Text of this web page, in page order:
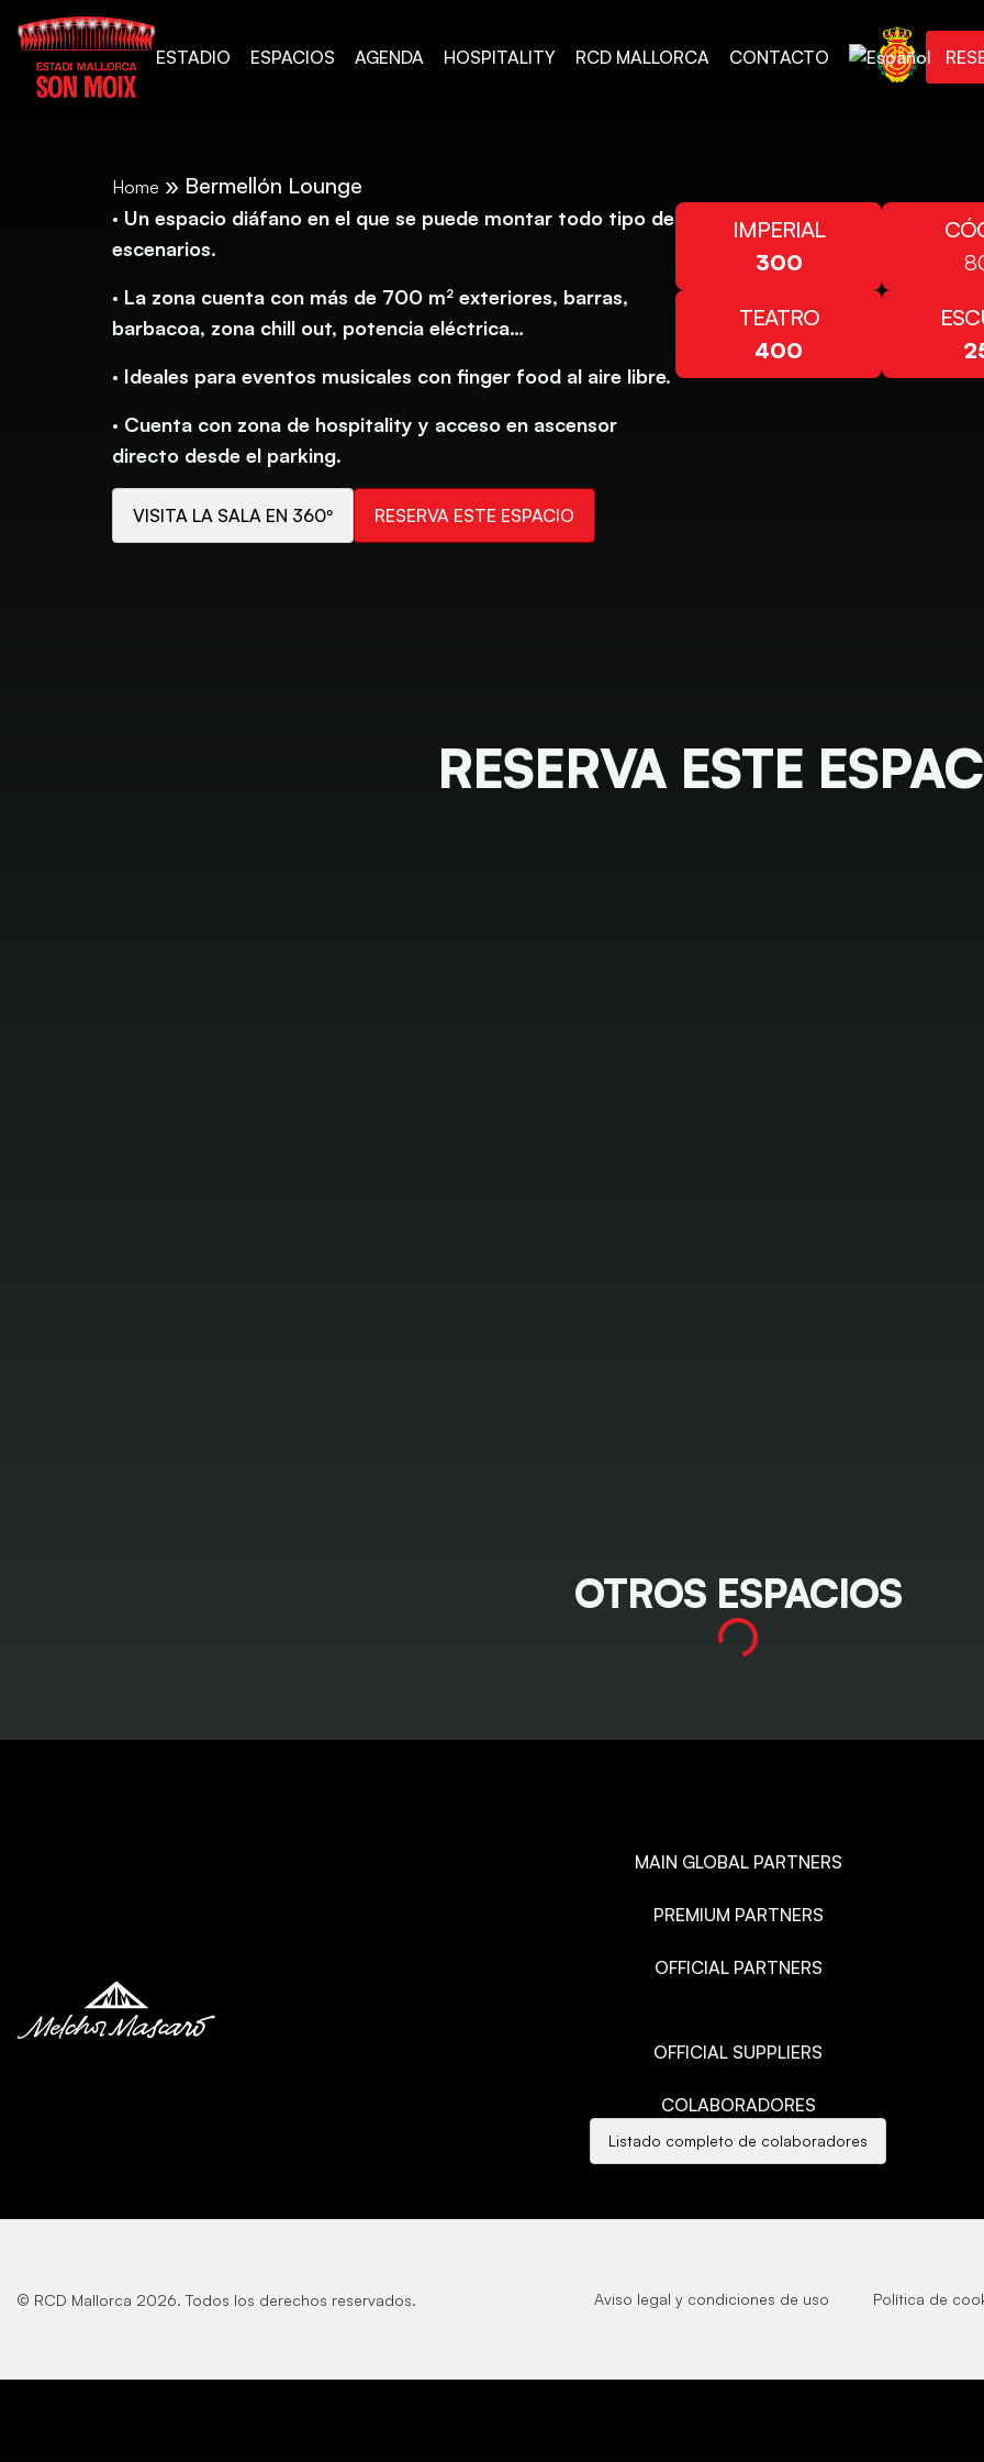
ESTADIO ESPACIOS AGENDA HOSPITALITY RCD MALLORCA CONTACTO
Home » Bermellón Lounge
· Un espacio diáfano en el que se puede montar todo tipo de
escenarios.
· La zona cuenta con más de 700 m² exteriores, barras,
barbacoa, zona chill out, potencia eléctrica…
· Ideales para eventos musicales con finger food al aire libre.
· Cuenta con zona de hospitality y acceso en ascensor
directo desde el parking.
IMPERIAL
300
TEATRO
400
VISITA LA SALA EN 360º RESERVA ESTE ESPACIO
RESERVA ESTE
OTROS ESPACIOS
MAIN GLOBAL PARTNERS
PREMIUM PARTNERS
OFFICIAL PARTNERS
OFFICIAL SUPPLIERS
COLABORADORES
Listado completo de colaboradores
© RCD Mallorca 2026. Todos los derechos reservados. Aviso legal y condiciones de uso Política de